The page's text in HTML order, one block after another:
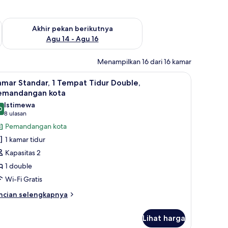
Agu 7 - Agu 9
Akhir pekan berikutnya
Agu 14 - Agu 16
Periksa ketersediaan untuk akhir pekan berikutnya Agu 14 -
Menampilkan 16 dari 16 kamar
setrika, dan Wi-Fi gratis Seprai premium, meja kerja, setrika/meja
5
Standar, 1 Tempat Tidur Double,
kota
dari 10
Istimewa
8 ulasan
(8
ulasan)
Pemandangan kota
1 kamar tidur
Kapasitas 2
1 double
Wi-Fi Gratis
selengkapnya
Lihat harga